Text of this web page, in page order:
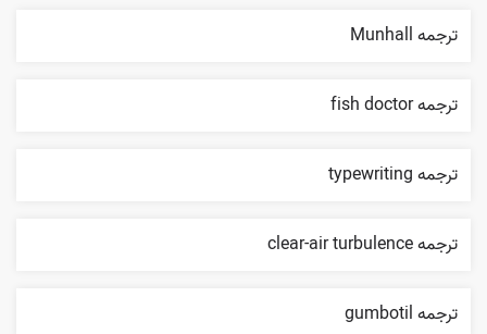
ترجمه Munhall
ترجمه fish doctor
ترجمه typewriting
ترجمه clear-air turbulence
ترجمه gumbotil